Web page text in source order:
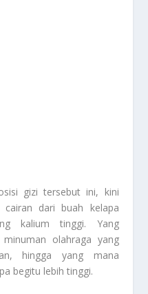
gizi tersebut ini, kini
dari buah kelapa
kalium tinggi. Yang
olahraga yang
hingga yang mana
begitu lebih tinggi.